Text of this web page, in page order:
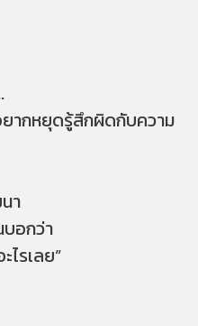
ากหยุดรู้สึกผิดกับความ
า
อกว่า
รเลย”